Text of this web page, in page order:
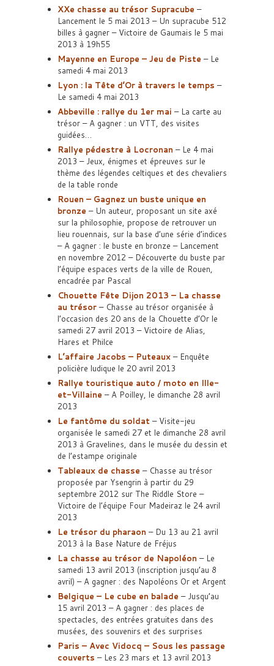
XXe chasse au trésor Supracube –
Lancement le 5 mai 2013 – Un supracube 512
billes à gagner – Victoire de Gaumais le 5 mai
2013 à 19h55
Mayenne en Europe – Jeu de Piste – Le
samedi 4 mai 2013
Lyon : la Tête d’Or à travers le temps –
Le samedi 4 mai 2013
Abbeville : rallye du 1er mai – La carte au
trésor – A gagner : un VTT, des visites
guidées…
Rallye pédestre à Locronan – Le 4 mai
2013 – Jeux, énigmes et épreuves sur le
thème des légendes celtiques et des chevaliers
de la table ronde
Rouen – Gagnez un buste unique en
bronze – Un auteur, proposant un site axé
sur la philosophie, propose de retrouver un
lieu rouennais, sur la base d’une série d’indices
– A gagner : le buste en bronze – Lancement
en novembre 2012 – Découverte du buste par
l’équipe espaces verts de la ville de Rouen,
encadrée par Pascal
Chouette Fête Dijon 2013 – La chasse
au trésor – Chasse au trésor organisée à
l’occasion des 20 ans de la Chouette d’Or le
samedi 27 avril 2013 – Victoire de Alias,
Hares et Philce
L’affaire Jacobs – Puteaux – Enquête
policière ludique le 20 avril 2013
Rallye touristique auto / moto en Ille-
et-Villaine – A Poilley, le dimanche 28 avril
2013
Le fantôme du soldat – Visite-jeu
organisée le samedi 27 et le dimanche 28 avril
2013 à Gravelines, dans le musée du dessin et
de l’estampe originale
Tableaux de chasse – Chasse au trésor
proposée par Ysengrin à partir du 29
septembre 2012 sur The Riddle Store –
Victoire de l’équipe Four Madeiraz le 24 avril
2013
Le trésor du pharaon – Du 13 au 21 avril
2013 à la Base Nature de Fréjus
La chasse au trésor de Napoléon – Le
samedi 13 avril 2013 (inscription jusqu’au 8
avril) – A gagner : des Napoléons Or et Argent
Belgique – Le cube en balade – Jusqu’au
15 avril 2013 – A gagner : des places de
spectacles, des entrées gratuites dans des
musées, des souvenirs et des surprises
Paris – Avec Vidocq – Sous les passage
couverts – Les 23 mars et 13 avril 2013